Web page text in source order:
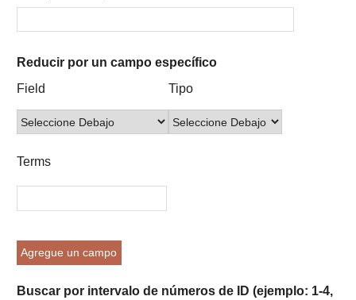
of
rows
in
por
un
campo
Reducir por un campo específico
Campo
búsqueda
Tipo
búsqueda
Términos
búsqueda
Ensamblador
Búsqueda
Field Tipo
Terms
Agregue un campo
Buscar por intervalo de números de ID (ejemplo: 1-4,